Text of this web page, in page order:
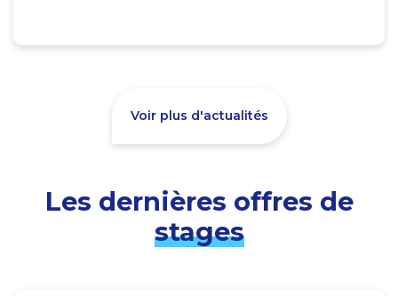
Voir plus d'actualités
Les dernières offres de
stages